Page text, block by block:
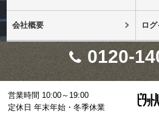
会社概要 ロ
0120-
営業時間 10:00～19:00
定休日 年末年始・冬季休業